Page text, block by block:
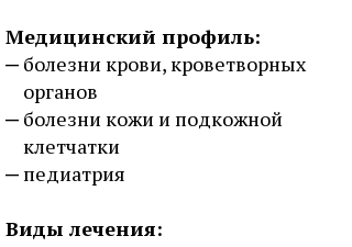
Медицинский профиль:
болезни крови, кроветворных
органов
болезни кожи и подкожной
клетчатки
педиатрия
Виды лечения: